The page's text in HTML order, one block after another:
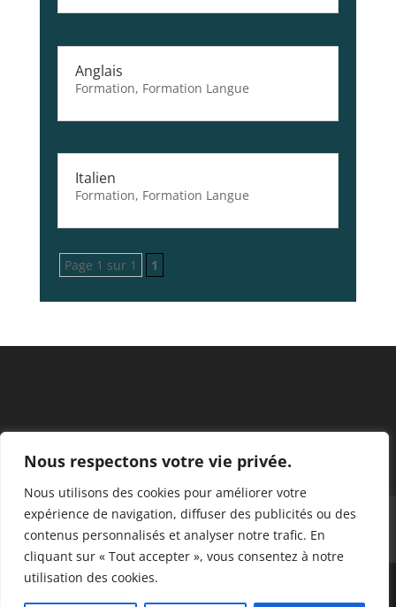
Nous respectons votre vie privée.
Nous utilisons des cookies pour améliorer votre
expérience de navigation, diffuser des publicités ou des
contenus personnalisés et analyser notre trafic. En
cliquant sur « Tout accepter », vous consentez à notre
utilisation des cookies.
Anglais
Formation, Formation Langue
Italien
Formation, Formation Langue
Page 1 sur 1 1
Mentions légales
Hébergé par “un-pas-en-avant.eu”